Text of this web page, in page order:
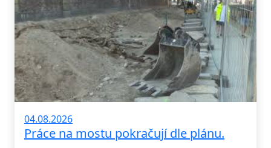
04.08.2026
Práce na mostu pokračují dle plánu.